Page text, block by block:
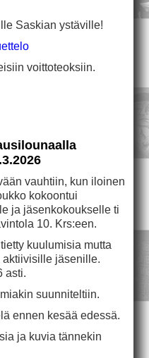
Saskian ystäville!
voittoteoksiin.
vauhtiin, kun iloinen
kokoontui
ja jäsenkokoukselle ti
10. Krs:een.
kuulumisia mutta
aktiivisille jäsenille.
asti.
suunniteltiin.
ennen kesää edessä.
ja kuvia tännekin